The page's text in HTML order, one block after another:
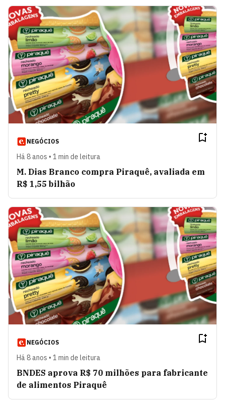
NEGÓCIOS
Há 8 anos • 1 min de leitura
M. Dias Branco compra Piraquê, avaliada em
R$ 1,55 bilhão
NEGÓCIOS
Há 8 anos • 1 min de leitura
BNDES aprova R$ 70 milhões para fabricante
de alimentos Piraquê